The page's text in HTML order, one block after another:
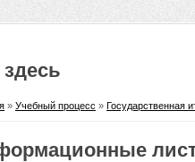
» Учебный процесс » Государственная